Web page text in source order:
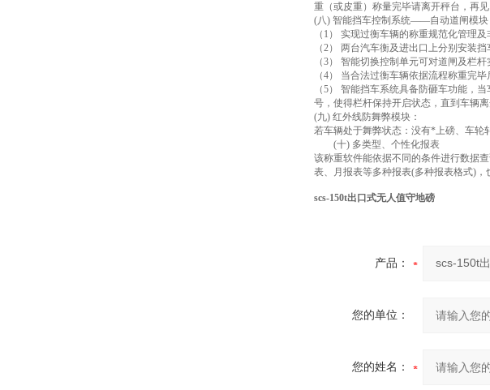
重（或皮重）称量完毕请离开秤台，再见
(八) 智能挡车控制系统——自动道闸模块
（1） 实现过衡车辆的称重规范化管理及
（2） 两台汽车衡及进出口上分别安装
（3） 智能切换控制单元可对道闸及栏
（4） 当合法过衡车辆依据流程称重完
（5） 智能挡车系统具备防砸车功能，
号，使得栏杆保持开启状态，直到车辆离
(九) 红外线防舞弊模块：
若车辆处于舞弊状态：没有*上磅、车轮
(十) 多类型、个性化报表
该称重软件能依据不同的条件进行数据
表、月报表等多种报表(多种报表格式)，
scs-150t出口式无人值守地磅
产品：
您的单位：
您的姓名：